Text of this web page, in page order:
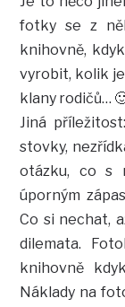
fotky se z
knihovně,
vyrobit, kolik
klany rodičů…
Jiná
stovky,
otázku, co s
úporným
Co si nechat,
dilemata.
knihovně
Náklady na